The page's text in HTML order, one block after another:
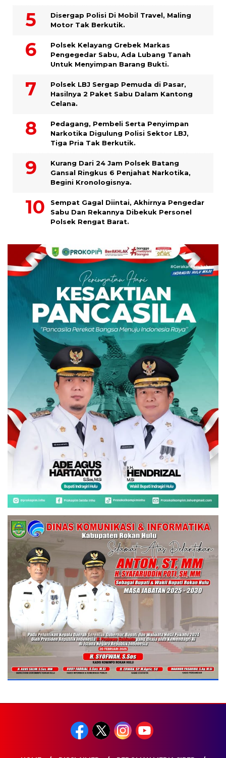
Disergap Polisi Di Mobil Travel, Maling
Motor Tak Berkutik.
Polsek Kelayang Grebek Markas
Pengegedar Sabu, Ada Lubang Tanah
Untuk Menyimpan Barang Bukti.
Polsek LBJ Sergap Pemuda di Pasar,
Hasilnya 2 Paket Sabu Dalam Kantong
Celana.
Pedagang, Pembeli Serta Penyimpan
Narkotika Digulung Polisi Sektor LBJ,
Tiga Pria Tak Berkutik.
Kurang Dari 24 Jam Polsek Batang
Gansal Ringkus 6 Penjahat Narkotika,
Begini Kronologisnya.
Sempat Gagal Diintai, Akhirnya Pengedar
Sabu Dan Rekannya Dibekuk Personel
Polsek Rengat Barat.